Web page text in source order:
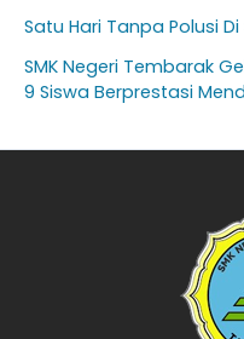
Satu Hari Tanpa Polusi
SMK Negeri Tembarak
9 Siswa Berprestasi